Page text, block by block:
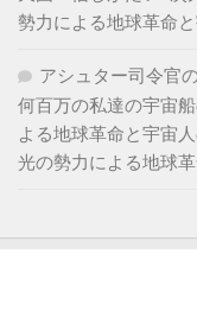
勢力による地球革命
アシュター司令官
何百万の私達の宇宙
よる地球革命と宇宙
光の勢力による地球